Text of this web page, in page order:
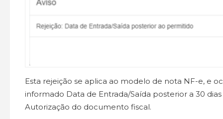
Esta rejeição se aplica ao modelo de nota NF-e, e
informado Data de Entrada/Saída posterior a 30
Autorização do documento fiscal.